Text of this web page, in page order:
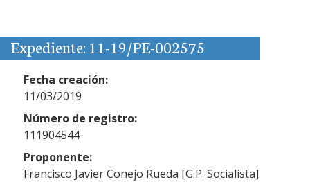
Expediente: 11-19/PE-002575
Fecha creación:
11/03/2019
Número de registro:
111904544
Proponente:
Francisco Javier Conejo Rueda [G.P. Socialista]